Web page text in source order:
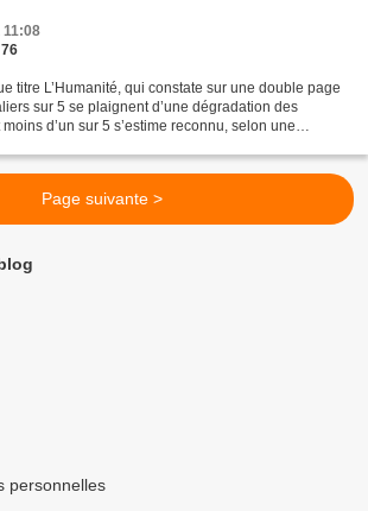
11:08
titre L’Humanité, qui constate sur une double page
sur 5 se plaignent d’une dégradation des
d’un sur 5 s’estime reconnu, selon une
Page suivante >
personnelles